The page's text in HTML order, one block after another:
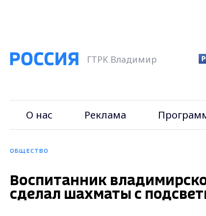
ГТРК Владимир
О нас Реклама
ОБЩЕСТВО
Воспитанник
сделал шахматы с